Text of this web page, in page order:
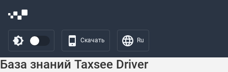
Скачать Ru
База знаний Taxsee Driver